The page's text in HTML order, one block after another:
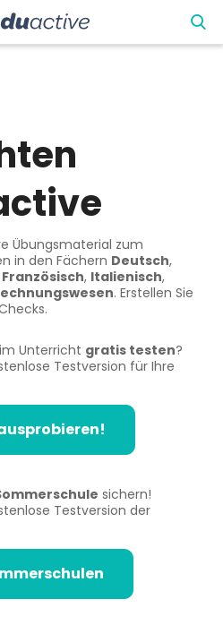
Übungsmaterial zum
in den Fächern Deutsch,
Französisch, Italienisch,
. Erstellen Sie
Unterricht gratis testen?
Testversion für Ihre
sichern!
Testversion der